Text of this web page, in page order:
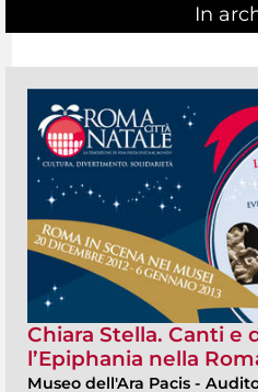
In
Chiara Stella. Canti e
l’Epiphania nella
Museo dell'Ara Pacis -